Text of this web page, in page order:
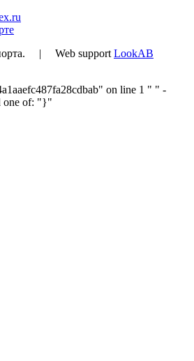
| Web support LookAB
on line 1 " " -
one of: "}"